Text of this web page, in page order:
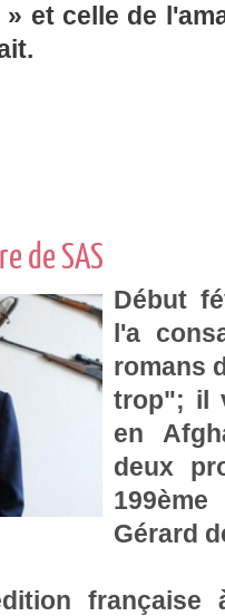
et celle de
de SAS
Début
l'a
romans
trop"; il
en
deux
Gérard